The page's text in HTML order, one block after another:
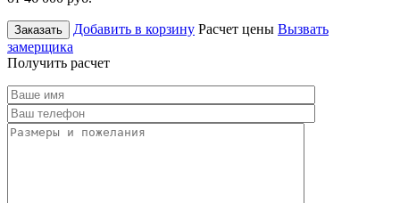
Заказать Добавить в корзину Расчет цены Вызвать
замерщика
Получить расчет